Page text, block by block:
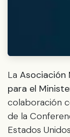
La Asociación
para el
colaboración
de la
Estados